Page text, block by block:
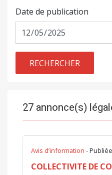
27 annonce(s)
Avis d’information -
COLLECTIVITE DE
Date de publication
RECHERCHER